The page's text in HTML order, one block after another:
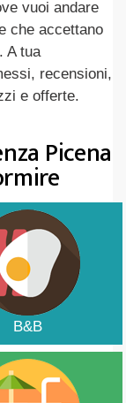
vuoi andare
che accettano
A tua
recensioni,
e offerte.
Picena
B&B